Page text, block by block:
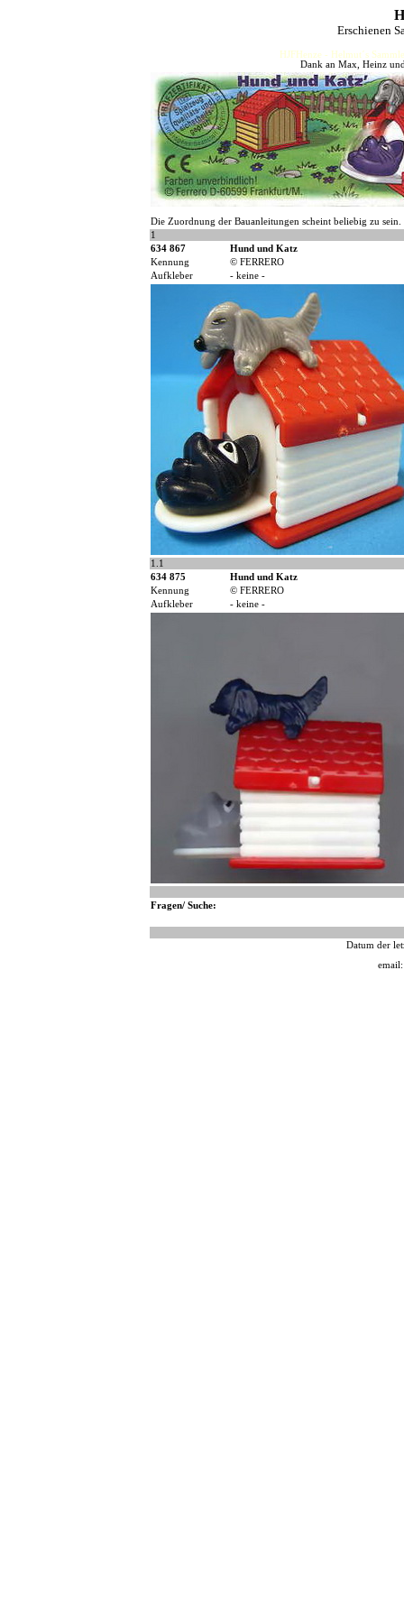
Erschienen
HJFHenze - Helmut´s
Dank an Max, Heinz
Die Zuordnung der Bauanleitungen scheint beliebig zu sein.
1
634 867
Hund und Katz
Kennung
© FERRERO
Aufkleber
- keine -
1.1
634 875
Hund und Katz
Kennung
© FERRERO
Aufkleber
- keine -
Fragen/ Suche:
Datum der